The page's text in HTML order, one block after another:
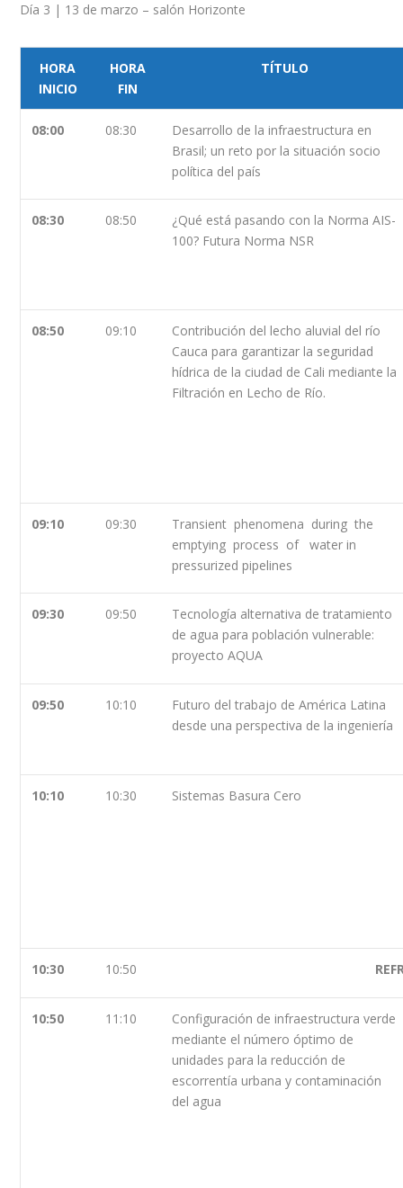
Día 3 | 13 de marzo – salón Horizonte
HORA
INICIO
HORA
FIN
TÍTULO
08:00 08:30
Desarrollo de la infraestructura en
Brasil; un reto por la situación socio
política del país
08:30 08:50
¿Qué está pasando con la Norma AIS-
100? Futura Norma NSR
08:50 09:10
Contribución del lecho aluvial del río
Cauca para garantizar la seguridad
hídrica de la ciudad de Cali mediante la
Filtración en Lecho de Río.
09:10 09:30
Transient phenomena during the
emptying process of water in
pressurized pipelines
09:30 09:50
Tecnología alternativa de tratamiento
de agua para población vulnerable:
proyecto AQUA
09:50 10:10
Futuro del trabajo de América Latina
desde una perspectiva de la ingeniería
10:10 10:30 Sistemas Basura Cero
10:30 10:50
10:50 11:10
Configuración de infraestructura verde
mediante el número óptimo de
unidades para la reducción de
escorrentía urbana y contaminación
del agua